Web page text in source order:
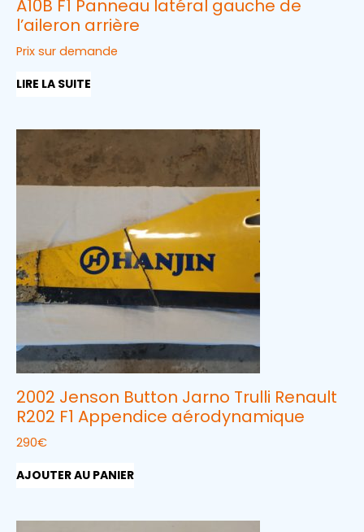
A10B F1 Panneau latéral gauche de
l’aileron arrière
Prix sur demande
LIRE LA SUITE
2002 Jenson Button Jarno Trulli Renault
R202 F1 Appendice aérodynamique
290€
AJOUTER AU PANIER